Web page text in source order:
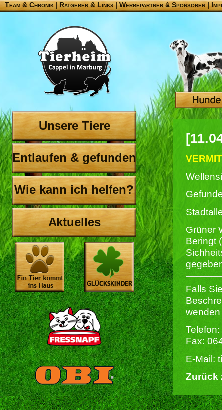
Team & Chronik |Ratgeber & Links|Werbepartner & Sponsoren|
Unsere Tiere
Entlaufen & gefunden
Wie kann ich helfen?
Aktuelles
Grüner
Beringt
Falls
wenden
Fax:
E-Mail:
Zurück